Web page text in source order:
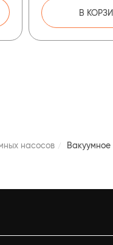
В
насосов Вакуумное